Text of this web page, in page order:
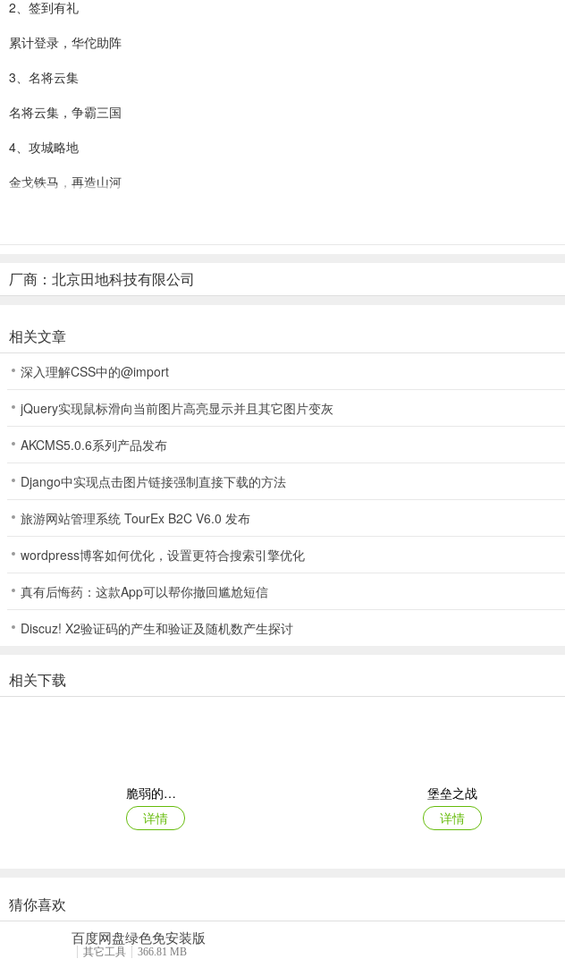
2、签到有礼
累计登录，华佗助阵
3、名将云集
名将云集，争霸三国
4、攻城略地
金戈铁马，再造山河
氏族攻防战官方版新手攻略
主界面左上角展示玩家名称、等级、经验条及VIP等级，点击头像会弹出系统设置界面，可在此处
每场战斗之前均需进行布阵，点击界面的武将头像，即可派其上阵。每场战斗可上阵1-5名武将，
界面左侧有5个头像，分别对应出战的5名武将。武将在战场中会自动累积战意值，当战意值满之后
点击战场中的武将部队，即可选择该武将，选中武将后可操作武将进行移动或攻击。
点击战场右下方的自动按钮后，将开启自动战斗，所有武将将自动索敌进行战斗，并在战意值满之后
点击自动按钮右侧的设置按钮，可开启设置界面，在此处可勾选在自动战斗中需要释放大招的武将
通过首府按钮进入城池界面，点击任务按钮，可开启每日任务界面，每日完成任务后可获得海量经
通过城池中的酒馆按钮，可进入酒馆。在酒馆中可宴请武将，并将其招募到你的队伍中。
厂商：北京田地科技有限公司
相关文章
深入理解CSS中的@import
jQuery实现鼠标滑向当前图片高亮显示并且其它图片变灰
AKCMS5.0.6系列产品发布
Django中实现点击图片链接强制直接下载的方法
旅游网站管理系统 TourEx B2C V6.0 发布
wordpress博客如何优化，设置更符合搜索引擎优化
真有后悔药：这款App可以帮你撤回尴尬短信
Discuz! X2验证码的产生和验证及随机数产生探讨
相关下载
脆弱的星球折扣版
详情
堡垒之战
详情
指尖像素城
详情
黑侠联盟
猜你喜欢
百度网盘绿色免安装版
其它工具
366.81 MB